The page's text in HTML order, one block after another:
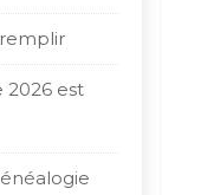
2026 est